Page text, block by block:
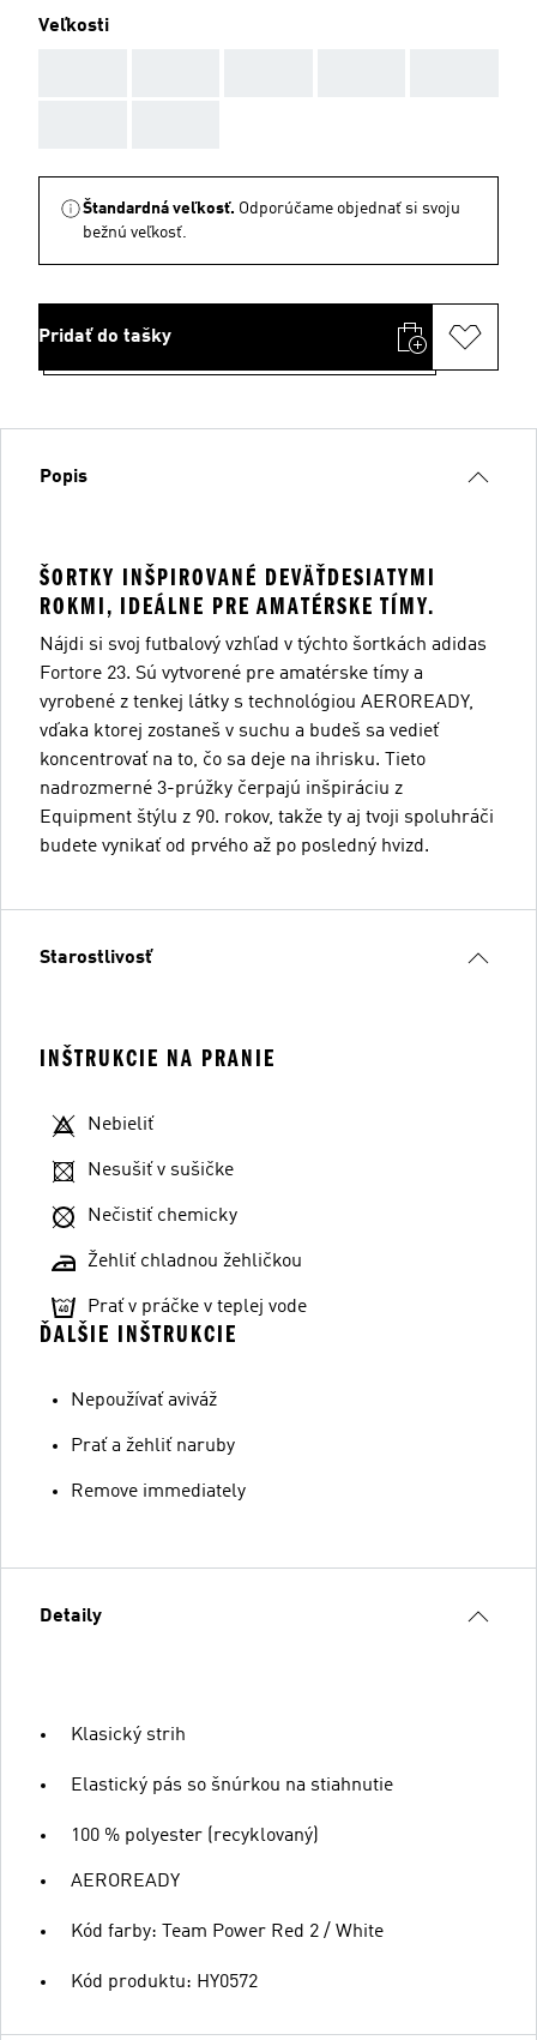
Veľkosti
Štandardná veľkosť. Odporúčame objednať si svoju
bežnú veľkosť.
Pridať do tašky
Popis
ŠORTKY INŠPIROVANÉ DEVÄŤDESIATYMI
ROKMI, IDEÁLNE PRE AMATÉRSKE TÍMY.
Nájdi si svoj futbalový vzhľad v týchto šortkách adidas
Fortore 23. Sú vytvorené pre amatérske tímy a
vyrobené z tenkej látky s technológiou AEROREADY,
vďaka ktorej zostaneš v suchu a budeš sa vedieť
koncentrovať na to, čo sa deje na ihrisku. Tieto
nadrozmerné 3-prúžky čerpajú inšpiráciu z
Equipment štýlu z 90. rokov, takže ty aj tvoji spoluhráči
budete vynikať od prvého až po posledný hvizd.
Starostlivosť
INŠTRUKCIE NA PRANIE
Nebieliť
Nesušiť v sušičke
Nečistiť chemicky
Žehliť chladnou žehličkou
Prať v práčke v teplej vode
ĎALŠIE INŠTRUKCIE
Nepoužívať aviváž
Prať a žehliť naruby
Remove immediately
Detaily
Klasický strih
Elastický pás so šnúrkou na stiahnutie
100 % polyester (recyklovaný)
AEROREADY
Kód farby: Team Power Red 2 / White
Kód produktu: HY0572